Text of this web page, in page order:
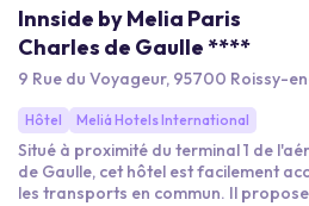
Innside by Melia Paris
Charles de Gaulle ****
9 Rue du Voyageur, 95700 Roissy-
Hôtel Meliá Hotels International
Situé à proximité du terminal 1 de
de Gaulle, cet hôtel est facilement
les transports en commun. Il